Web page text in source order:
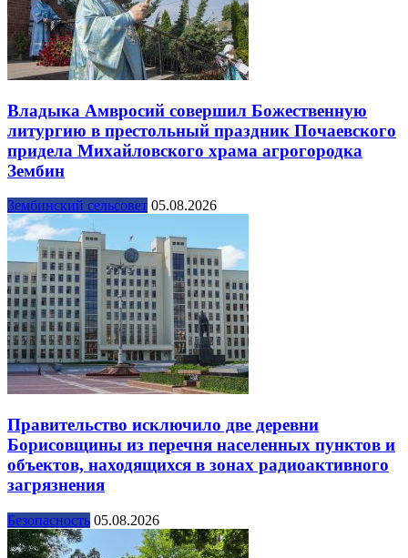
Владыка Амвросий совершил Божественную
литургию в престольный праздник Почаевского
придела Михайловского храма агрогородка
Зембин
Зембинский сельсовет 05.08.2026
Правительство исключило две деревни
Борисовщины из перечня населенных пунктов и
объектов, находящихся в зонах радиоактивного
загрязнения
Безопасность 05.08.2026